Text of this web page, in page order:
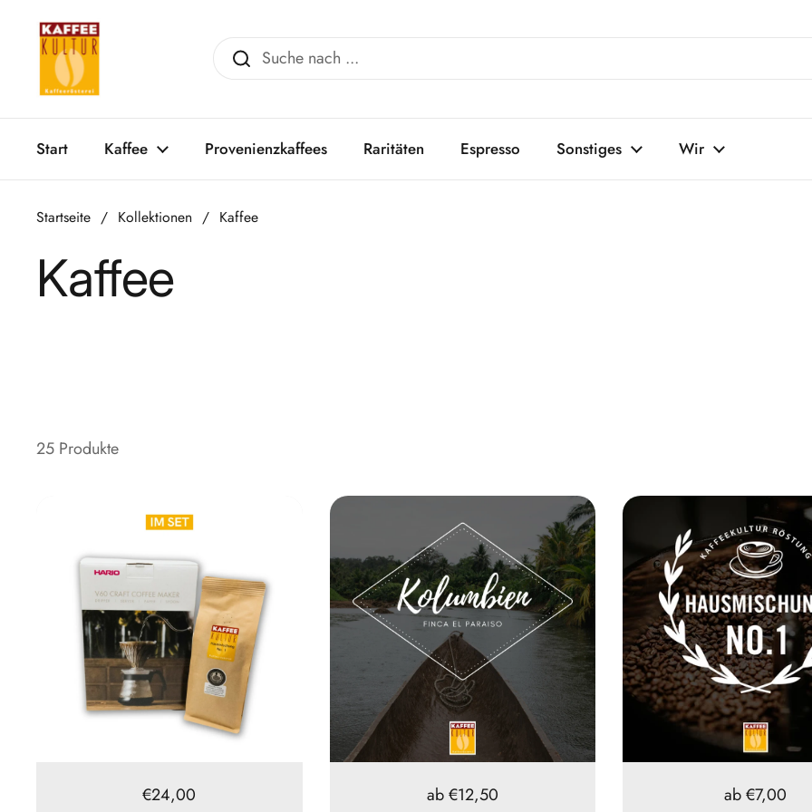
Start Kaffee Provenienzkaffees Raritäten Espresso Sonstiges Wir
Startseite / Kollektionen / Kaffee
Kaffee
25 Produkte
Preis:
€24,00 Preis:
ab €12,50 Preis:
ab €7,00